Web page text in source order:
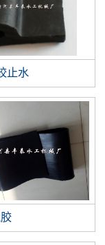
止水